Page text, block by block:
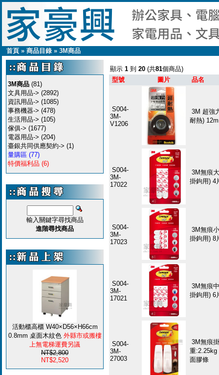
首頁 » 商品目錄» 3M商品
3M商品 (81)
文具用品-> (2892)
資訊用品-> (1085)
事務機器-> (478)
生活用品-> (105)
傢俱-> (1677)
電器用品-> (204)
臺銀共同供應契約-> (1)
量購區 (77)
特價福利品 (6)
輸入關鍵字尋找商品
進階尋找商品
活動櫃高櫃 W40×D56×H66cm
0.8mm 桌面木紋色 外縣市或搬樓
上無電梯運費另議
NT$2,800
NT$2,520
顯示 1 到 20 (共81個商品)
型號
圖片 品名
S004-
3M-
V1206
3M 超強
耐熱)
S004-
3M-
17022
3M無痕
掛鉤用) 4
S004-
3M-
17023
3M無痕
掛鉤用) 8
S004-
3M-
17021
3M無痕
掛鉤用) 6
S004-
3M-
27003
3M無痕
重:2.25kg
面膠條